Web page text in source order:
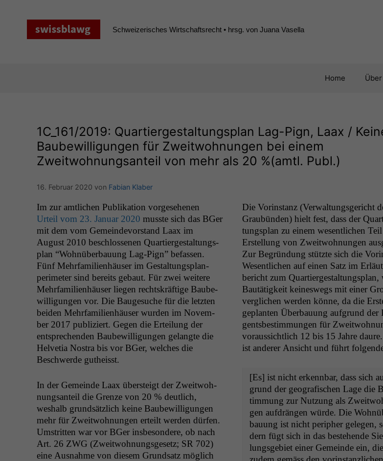
Schweizerisches Wirtschaftsrecht • hrsg. von Juana Vasella
Home
1C_161/2019: Quartiergestaltungsplan Lag-Pign, Laax /
Baubewilligungen für Zweitwohnungen bei einem
Zweitwohnungsanteil von mehr als 20 %(amtl. Publ.)
16. Februar 2020 von Fabian Klaber
Im zur amtlichen Pub­lika­tion vorge­se­henen
Urteil vom 23. Jan­u­ar 2020 musste sich das BGer
mit dem vom Gemein­de­vor­stand Laax im
August 2010 beschlosse­nen Quartiergestal­tungs­
plan “Wohnüber­bau­ung Lag-Pign” befassen.
Fünf Mehrfam­i­lien­häuser im Gestal­tungs­plan­
perime­ter sind bere­its gebaut. Für zwei weit­ere
Mehrfam­i­lien­häuser liegen recht­skräftige Baube­
wil­li­gun­gen vor. Die Bauge­suche für die let­zten
bei­den Mehrfam­i­lien­häuser wur­den im Novem­
ber 2017 pub­liziert. Gegen die Erteilung der
entsprechen­den Baube­wil­li­gun­gen gelangte die
Hel­ve­tia Nos­tra bis vor BGer, welch­es die
Beschw­erde gutheisst.
In der Gemeinde Laax über­steigt der Zweit­woh­
nungsan­teil die Gren­ze von 20 % deut­lich,
weshalb grund­sät­zlich keine Baube­wil­li­gun­gen
mehr für Zweit­woh­nun­gen erteilt wer­den dür­fen.
Umstrit­ten war vor BGer ins­beson­dere, ob nach
Art. 26 ZWG (Zweit­woh­nungs­ge­setz; SR 702)
eine Aus­nahme von diesem Grund­satz möglich
Die Vorin­stanz (Ver­wal­tungs­gericht
Graubün­den) hielt fest, dass der
tungs­plan zu einem wesentlichen
Erstel­lung von Zweit­woh­nun­gen
Zur Begrün­dung stützte sich die
Wesentlichen auf einen Satz im
bericht zum Quartiergestal­tungs­plan,
Bautätigkeit keineswegs mit ein­er
ver­glichen wer­den könne, da die
geplanten Über­bau­ung auf­grund
gents­bes­tim­mungen für
voraus­sichtlich 12 bis 15 Jahre
ist ander­er Ansicht und führt
[Es] ist nicht erkennbar, dass sich
grund der geografis­chen Lage die
tim­mung zur Nutzung als
gen auf­drän­gen würde. Die
bau­ung ist nicht periph­er gele­gen,
dern fügt sich in das beste­hende
lungs­ge­bi­et ein­er Gemeinde ein, die